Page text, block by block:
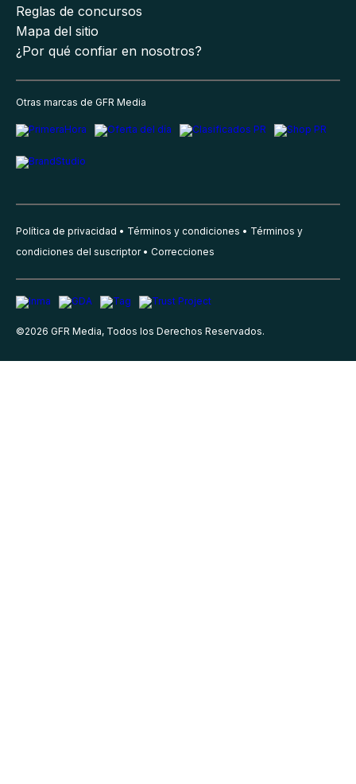
Reglas de concursos
Mapa del sitio
¿Por qué confiar en nosotros?
Otras marcas de GFR Media
Política de privacidad Términos y condiciones
Términos y
condiciones del suscriptor
Correcciones
©2026 GFR Media, Todos los Derechos Reservados.